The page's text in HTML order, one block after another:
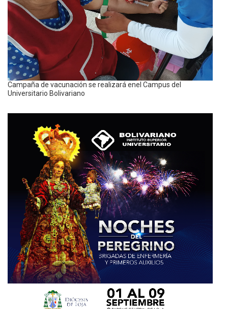
Campaña de vacunación se realizará enel Campus del
Universitario Bolivariano